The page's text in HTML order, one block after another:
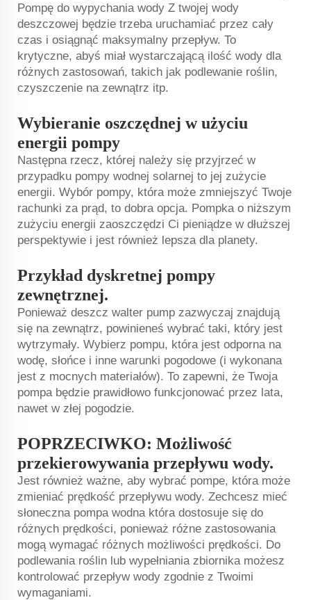
Pompę do wypychania wody Z twojej wody
deszczowej będzie trzeba uruchamiać przez cały
czas i osiągnąć maksymalny przepływ. To
krytyczne, abyś miał wystarczającą ilość wody dla
różnych zastosowań, takich jak podlewanie roślin,
czyszczenie na zewnątrz itp.
Wybieranie oszczędnej w użyciu
energii pompy
Następna rzecz, której należy się przyjrzeć w
przypadku pompy wodnej solarnej to jej zużycie
energii. Wybór pompy, która może zmniejszyć Twoje
rachunki za prąd, to dobra opcja. Pompka o niższym
zużyciu energii zaoszczędzi Ci pieniądze w dłuższej
perspektywie i jest również lepsza dla planety.
Przykład dyskretnej pompy
zewnętrznej.
Ponieważ deszcz walter pump zazwyczaj znajdują
się na zewnątrz, powinieneś wybrać taki, który jest
wytrzymały. Wybierz pompu, która jest odporna na
wodę, słońce i inne warunki pogodowe (i wykonana
jest z mocnych materiałów). To zapewni, że Twoja
pompa będzie prawidłowo funkcjonować przez lata,
nawet w złej pogodzie.
POPRZECIWKO: Możliwość
przekierowywania przepływu wody.
Jest również ważne, aby wybrać pompe, która może
zmieniać prędkość przepływu wody. Zechcesz mieć
słoneczna pompa wodna która dostosuje się do
różnych prędkości, ponieważ różne zastosowania
mogą wymagać różnych możliwości prędkości. Do
podlewania roślin lub wypełniania zbiornika możesz
kontrolować przepływ wody zgodnie z Twoimi
wymaganiami.